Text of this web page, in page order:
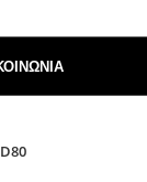
D80